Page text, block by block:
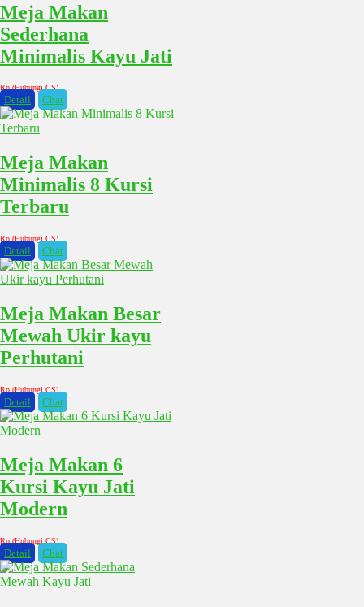
Meja Makan
Sederhana
Minimalis Kayu Jati
Rp (Hubungi CS)
Detail Chat
Meja Makan
Minimalis 8 Kursi
Terbaru
Rp (Hubungi CS)
Detail Chat
Meja Makan Besar
Mewah Ukir kayu
Perhutani
Rp (Hubungi CS)
Detail Chat
Meja Makan 6
Kursi Kayu Jati
Modern
Rp (Hubungi CS)
Detail Chat